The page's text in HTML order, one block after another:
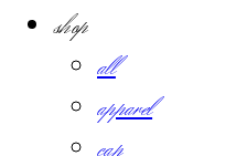
shop
all
apparel